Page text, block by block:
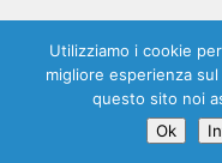
2026
Utilizziamo i cookie
migliore esperienza
questo sito noi
Ok